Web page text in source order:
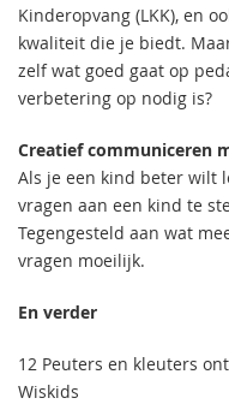
Kinderopvang (LKK), en
kwaliteit die je biedt.
zelf wat goed gaat op
verbetering op nodig is?
Creatief communiceren
Als je een kind beter wilt
vragen aan een kind te
Tegengesteld aan wat
vragen moeilijk.
En verder
12 Peuters en kleuters
Wiskids